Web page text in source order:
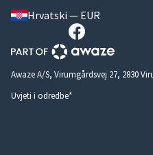
Hrvatski — EUR
Awaze A/S, Virumgårdsvej 27, 2830
Uvjeti i odredbe*